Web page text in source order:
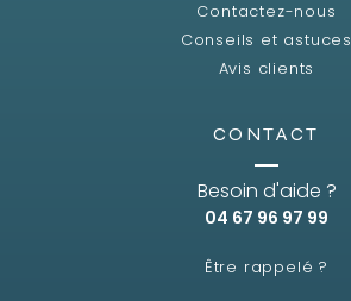
Contactez-nous
Conseils et astuces
Avis clients
CONTACT
Besoin d'aide ?
04 67 96 97 99
Être rappelé ?